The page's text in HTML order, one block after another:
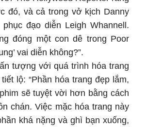
đó, và cả trong vở kịch Danny
đạo diễn Leigh Whannell.
đóng một con dê trong Poor
vai diễn không?”.
tượng với quá trình hóa trang
lộ: “Phần hóa trang đẹp lắm,
sẽ tuyệt vời hơn bằng cách
chán. Việc mặc hóa trang này
khá nặng và ghì bạn xuống,